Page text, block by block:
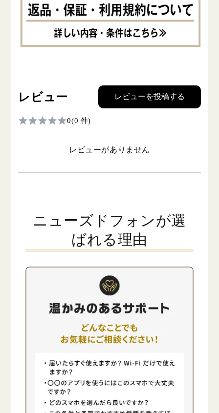
レビュー レビューを投稿する
0(0 件)
レビューがありません
ニューズドフォンが選
ばれる理由